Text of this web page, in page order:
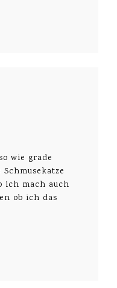
wie grade
ich mach auch
ob ich das